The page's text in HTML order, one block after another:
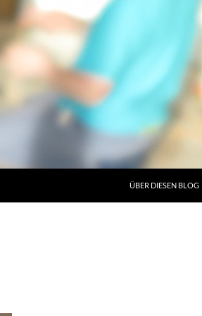
ÜBER DIESEN BLOG